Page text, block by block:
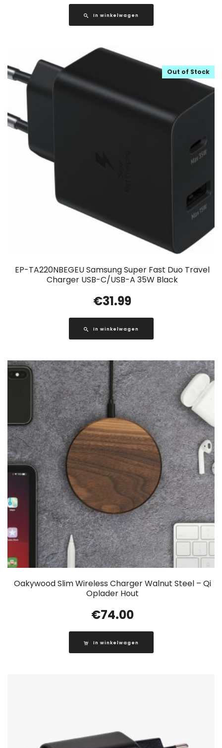
In winkelwagen
EP-TA220NBEGEU Samsung Super Fast Duo Travel
Charger USB-C/USB-A 35W Black
Out of Stock
€31.99
In winkelwagen
Oakywood Slim Wireless Charger Walnut Steel – Qi
Oplader Hout
€74.00
In winkelwagen